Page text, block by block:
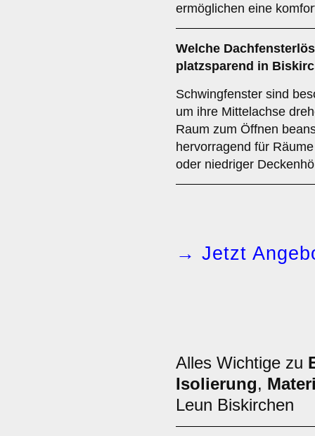
ermöglichen eine
Welche
platzsparend in
Schwingfenster sind
um ihre Mittelachse
Raum zum Öffnen
hervorragend für
oder niedriger
→ Jetzt
Alles Wichtige zu
Isolierung,
Leun Biskirchen